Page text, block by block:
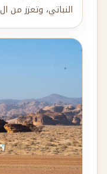
النباتي، وتعزز من